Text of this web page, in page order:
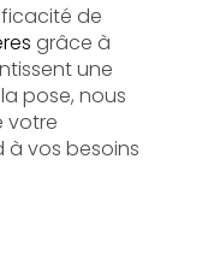
de
grâce à
une
pose, nous
votre
à vos besoins